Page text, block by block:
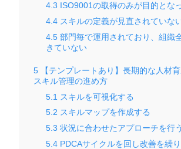
4.3 ISO9001の取得のみが目的とな
4.4 スキルの定義が見直されていな
4.5 部門毎で運用されており、組織
きていない
5 【テンプレートあり】長期的な人材
スキル管理の進め方
5.1 スキルを可視化する
5.2 スキルマップを作成する
5.3 状況に合わせたアプローチを行う
5.4 PDCAサイクルを回し改善を繰